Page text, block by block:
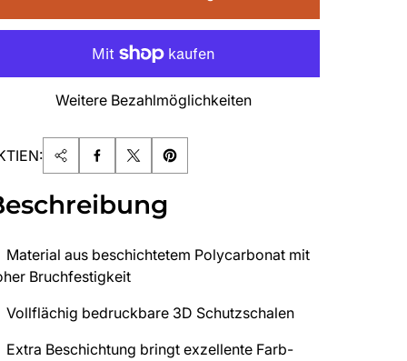
Weitere Bezahlmöglichkeiten
Material aus beschichtetem Polycarbonat mit
Bruchfestigkeit
Vollflächig bedruckbare 3D Schutzschalen
Extra Beschichtung bringt exzellente Farb-